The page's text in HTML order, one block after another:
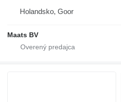
Holandsko, Goor
Maats BV